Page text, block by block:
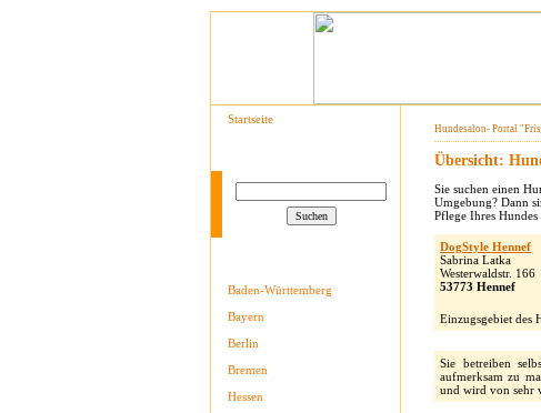
Startseite
Baden-Württemberg
Bayern
Berlin
Bremen
Hessen
Hundesalon- Portal
Übersicht:
Sie suchen einen
Umgebung? Dann
Pflege Ihres
DogStyle Hennef
Sabrina Latka
Westerwaldstr. 166
53773 Hennef
Einzugsgebiet des
Sie betreiben
aufmerksam zu
und wird von sehr